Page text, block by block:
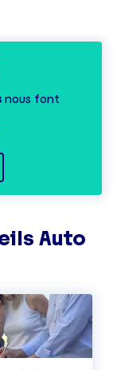
nous font
Auto